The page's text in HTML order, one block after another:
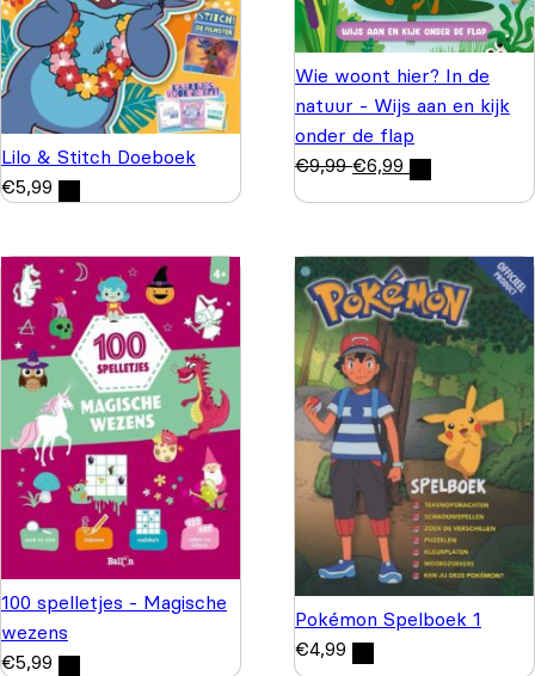
Lilo & Stitch Doeboek
€5,99
Wie woont hier? In de
natuur - Wijs aan en kijk
onder de flap
€9,99 €6,99
100 spelletjes - Magische
wezens
€5,99
Pokémon Spelboek 1
€4,99